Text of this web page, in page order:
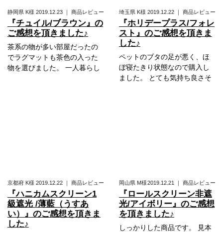
静岡県 K様 2019.12.23 ｜ 商品レビュー
『チュイル/ブラウン』の
ご感想を頂きました♪
茶系の物が多い部屋だったの
でラグマットも茶色の入った
物を選びました。 一人暮らし
埼玉県 K様 2019.12.22 ｜ 商品レビュー
『ホリデープラス/フォレ
スト』のご感想を頂きま
した♪
ペットのブタの足が悪く、ほ
ぼ寝たきり状態なので購入し
ました。 とても気持ち良さそ
京都府 K様 2019.12.22 ｜ 商品レビュー
『ハニカムスクリーン1
級遮光 /薄藍（うすあ
い）』のご感想を頂きま
した♪
岡山県 M様2019.12.21 ｜ 商品レビュー
『ロールスクリーン非遮
光/アイボリー』のご感想
を頂きました♪
しっかりした商品です。 見本